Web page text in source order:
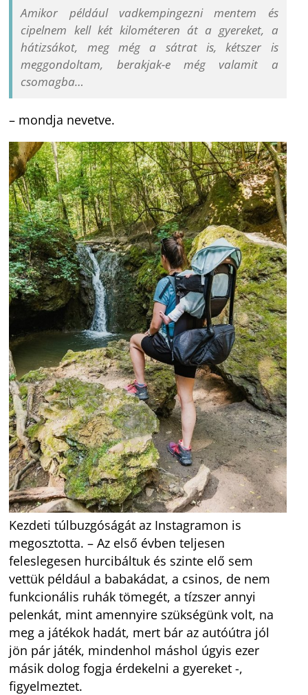
Amikor például vadkempingezni mentem és
cipelnem kell két kilométeren át a gyereket, a
hátizsákot, meg még a sátrat is, kétszer is
meggondoltam, berakjak-e még valamit a
csomagba…
– mondja nevetve.
Kezdeti túlbuzgóságát az Instagramon is
megosztotta. – Az első évben teljesen
feleslegesen hurcibáltuk és szinte elő sem
vettük például a babakádat, a csinos, de nem
funkcionális ruhák tömegét, a tízszer annyi
pelenkát, mint amennyire szükségünk volt, na
meg a játékok hadát, mert bár az autóútra jól
jön pár játék, mindenhol máshol úgyis ezer
másik dolog fogja érdekelni a gyereket -,
figyelmeztet.